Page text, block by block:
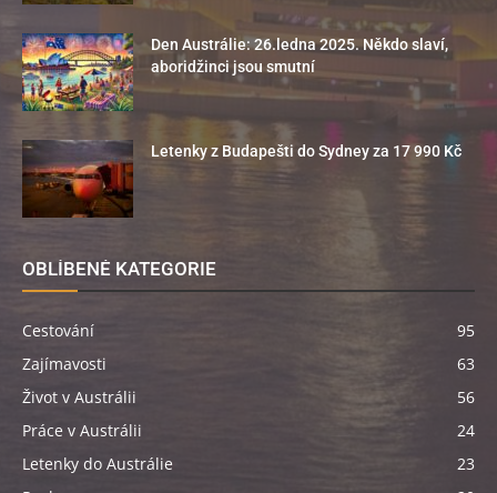
Den Austrálie: 26.ledna 2025. Někdo slaví,
aboridžinci jsou smutní
Letenky z Budapešti do Sydney za 17 990 Kč
OBLÍBENÉ KATEGORIE
Cestování
95
Zajímavosti
63
Život v Austrálii
56
Práce v Austrálii
24
Letenky do Austrálie
23